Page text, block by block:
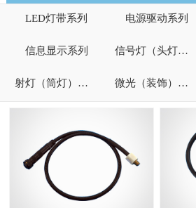
LED灯带系列 电源驱动系列
信息显示系列 信号灯（头灯）系列
射灯（筒灯）系列 微光（装饰）照明系列